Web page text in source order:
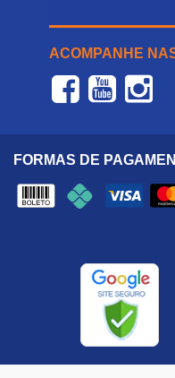
ACOMPANHE
FORMAS DE